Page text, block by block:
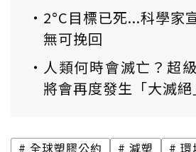
2°C目標已死...科學家
無可挽回
人類何時會滅亡？超
將會再度發生「大滅絕
全球塑膠公約 減塑 環